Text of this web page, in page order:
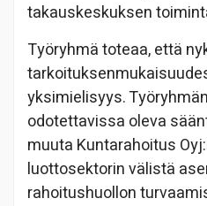
takauskeskuksen
Työryhmä toteaa, että
yksimielisyys.
odotettavissa oleva
muuta Kuntarahoitus
luottosektorin välistä
rahoitushuollon